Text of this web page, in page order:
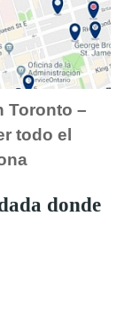
Toronto –
todo el
donde